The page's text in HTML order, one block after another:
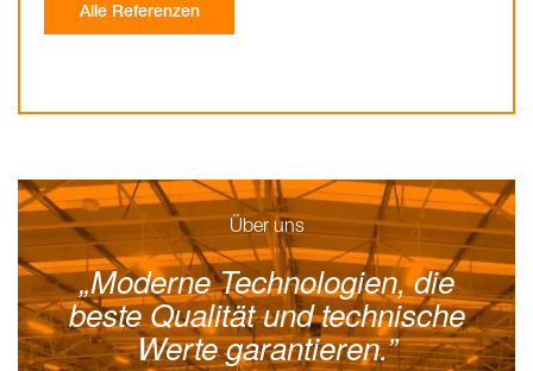
Alle Referenzen
Alle Referenzen
Über uns
Moderne Technologien, die
beste Qualität und technische
Werte garantieren.